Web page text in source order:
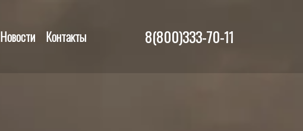
Новости Контакты 8(800)333-70-11